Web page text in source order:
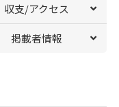
収支/アクセス
掲載者情報